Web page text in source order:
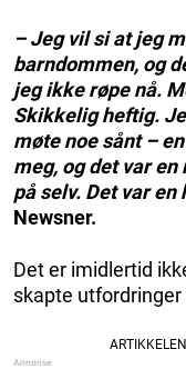
– Jeg vil si at jeg
barndommen, og
jeg ikke røpe nå.
Skikkelig heftig.
møte noe sånt –
meg, og det var
på selv. Det var
Newsner.
Det er imidlertid
skapte